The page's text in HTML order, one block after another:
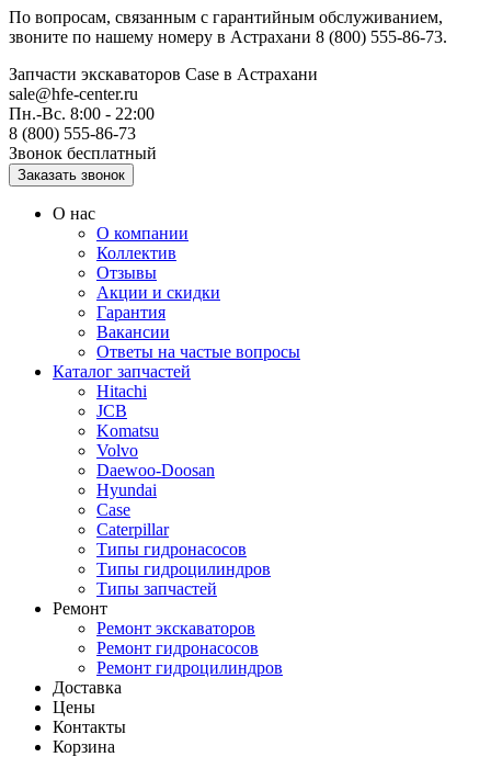
По вопросам, связанным с гарантийным обслуживанием,
звоните по нашему номеру в Астрахани 8 (800) 555-86-73.
Запчасти экскаваторов Case в Астрахани
sale@hfe-center.ru
Пн.-Вс. 8:00 - 22:00
8 (800) 555-86-73
Звонок бесплатный
О нас
О компании
Коллектив
Отзывы
Акции и скидки
Гарантия
Вакансии
Ответы на частые вопросы
Каталог запчастей
Hitachi
JCB
Komatsu
Volvo
Daewoo-Doosan
Hyundai
Case
Caterpillar
Типы гидронасосов
Типы гидроцилиндров
Типы запчастей
Ремонт
Ремонт экскаваторов
Ремонт гидронасосов
Ремонт гидроцилиндров
Доставка
Цены
Контакты
Корзина